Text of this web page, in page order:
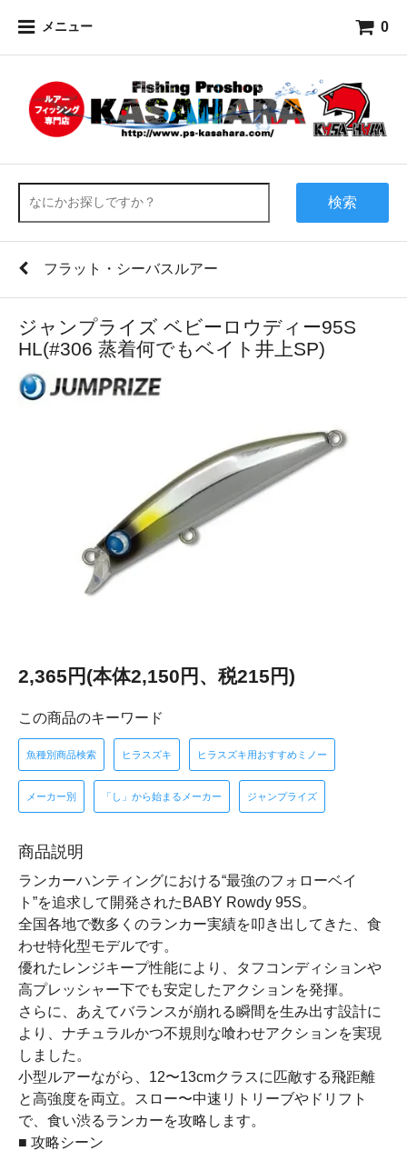
メニュー 0
検索
フラット・シーバスルアー
ジャンプライズ ベビーロウディー95S
HL(#306 蒸着何でもベイト井上SP)
2,365円(本体2,150円、税215円)
この商品のキーワード
魚種別商品検索 ヒラスズキ ヒラスズキ用おすすめミノー
メーカー別 「し」から始まるメーカー ジャンプライズ
商品説明
ランカーハンティングにおける“最強のフォローベイ
ト”を追求して開発されたBABY Rowdy 95S。
全国各地で数多くのランカー実績を叩き出してきた、食
わせ特化型モデルです。
優れたレンジキープ性能により、タフコンディションや
高プレッシャー下でも安定したアクションを発揮。
さらに、あえてバランスが崩れる瞬間を生み出す設計に
より、ナチュラルかつ不規則な喰わせアクションを実現
しました。
小型ルアーながら、12〜13cmクラスに匹敵する飛距離
と高強度を両立。スロー〜中速リトリーブやドリフト
で、食い渋るランカーを攻略します。
■ 攻略シーン